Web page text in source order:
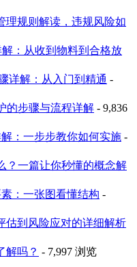
理规则解读，违规风险如
：从收到物料到合格放
详解：从入门到精通 -
的步骤与流程详解 - 9,836
：一步步教你如何实施 -
？一篇让你秒懂的概念解
：一张图看懂结构 -
估到风险应对的详细解析
解吗？ - 7,997 浏览